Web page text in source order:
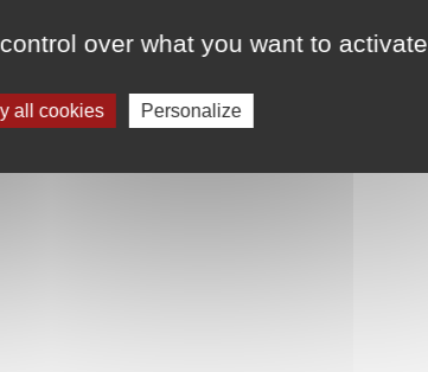
over what you want to activate
all cookies Personalize